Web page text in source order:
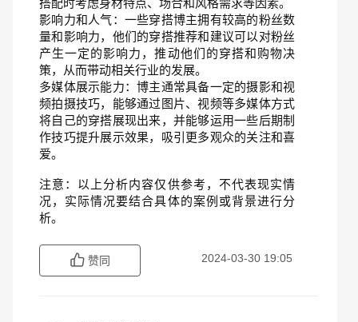
搭配时考虑身材特点、场合和风格需求等因素。
影响力和人气：一些穿搭博主拥有较高的粉丝数
量和影响力，他们的穿搭推荐和建议可以对粉丝
产生一定的影响力，推动他们的穿搭和购物决
策，从而带动相关行业的发展。
多媒体展示能力：博主通常具备一定的摄影和视
频拍摄技巧，能够通过图片、视频等多媒体方式
将自己的穿搭展现出来，并能够运用一些后期制
作技巧提升展示效果，吸引更多观众的关注和喜
爱。
注意：以上分析内容仅供参考，不代表现实情
况，实际情况要结合具体的案例或背景进行分
析。
赞同 2024-03-30 19:05